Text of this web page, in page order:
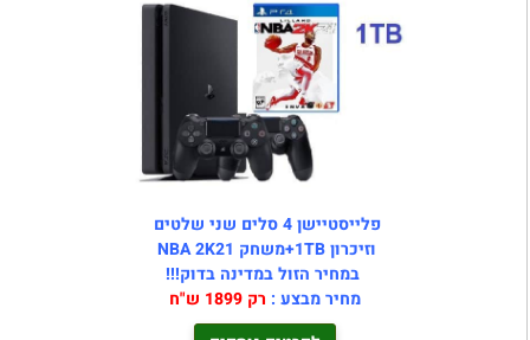
פלייסטיישן 4 סלים שני שלטים
וזיכרון 1TB+משחק NBA 2K21
במחיר הזול במדינה בדוק!!!
מחיר מבצע : רק 1899 ש"ח